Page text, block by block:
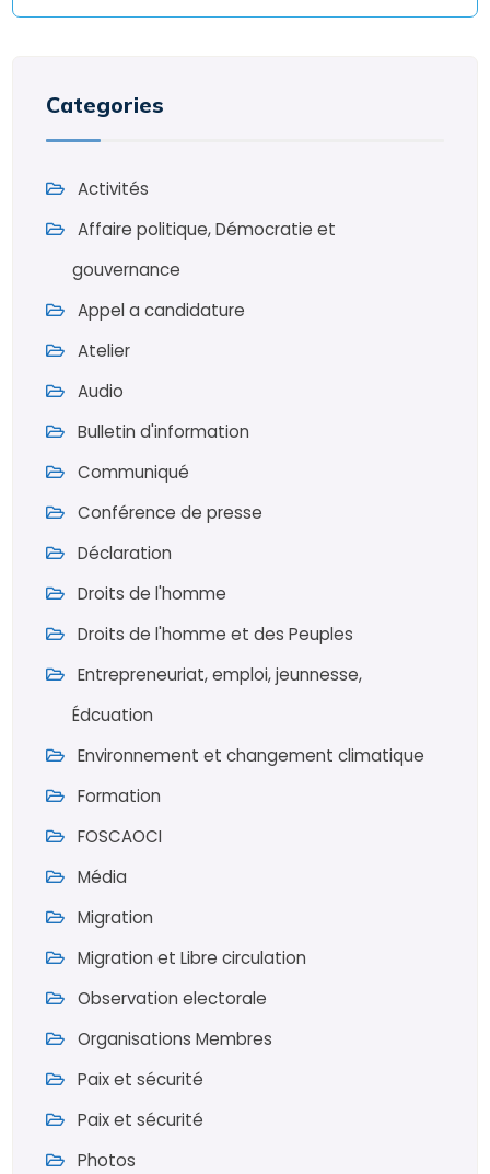
Categories
Activités
Affaire politique, Démocratie et
gouvernance
Appel a candidature
Atelier
Audio
Bulletin d'information
Communiqué
Conférence de presse
Déclaration
Droits de l'homme
Droits de l'homme et des Peuples
Entrepreneuriat, emploi, jeunnesse,
Édcuation
Environnement et changement climatique
Formation
FOSCAOCI
Média
Migration
Migration et Libre circulation
Observation electorale
Organisations Membres
Paix et sécurité
Paix et sécurité
Photos